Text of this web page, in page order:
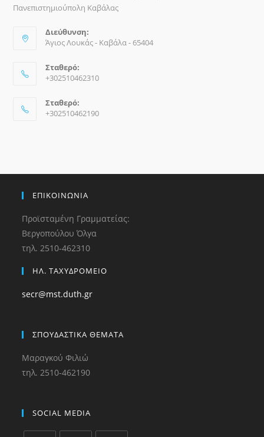
Πανεπιστημιούπολη Καβάλας
Διεύθυνση:
Άγιος Λουκάς - Καβάλα - 65404
Σταθερό:
+302510462310
Σταθερό:
+302510462190
ΕΠΙΚΟΙΝΩΝΙΑ
Προϊσταμένη Γραμματείας:
Βεργοπούλου Όλγα
τηλ. 2510-462310
ΗΛ. ΤΑΧΥΔΡΟΜΕΙΟ
secr@mst.duth.gr
ΣΠΟΥΔΑΣΤΙΚΑ ΘΕΜΑΤΑ
Μαραγκού Φιλιώ
τηλ. 2510-462190
SOCIAL MEDIA